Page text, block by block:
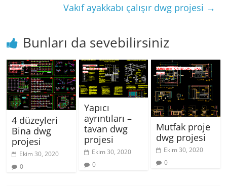
Vakıf ayakkabı çalışır dwg projesi →
Bunları da sevebilirsiniz
4 düzeyleri
Bina dwg
projesi
Ekim 30, 2020
0
Yapıcı
ayrıntıları –
tavan dwg
projesi
Ekim 30, 2020
0
Mutfak proje
dwg projesi
Ekim 30, 2020
0